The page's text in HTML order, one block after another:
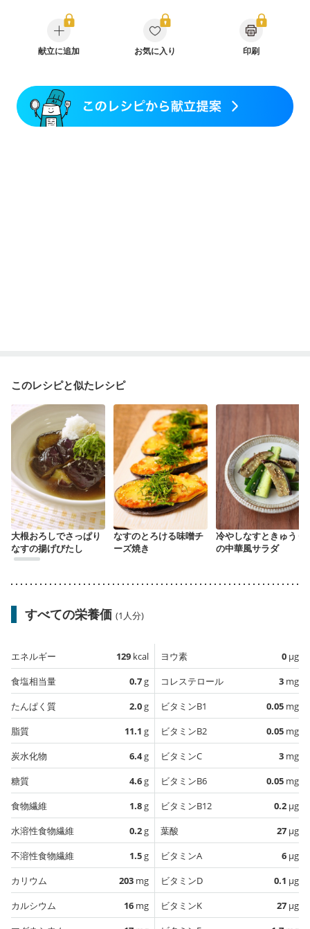
妊婦健診・体重増加が気になる（初期）
妊婦健診・血圧が気になる（初期）
妊婦健診・血糖値が気になる（初期）
妊娠高血圧(中期)
フレイル（年齢に合わせた体作り）
ニキビ・肌荒れ
妊活中 更年期
献立に追加 お気に入り 印刷
このレシピと似たレシピ
大根おろしでさっぱり
なすの揚げびたし
なすのとろける味噌チ
ーズ焼き
冷やしなすときゅうり
の中華風サラダ
すべての栄養価 (1人分)
エネルギー 129 kcal
食塩相当量
0.7g
たんぱく質
2.0g
脂質
11.1 g
炭水化物
6.4g
糖質
4.6g
食物繊維
1.8g
水溶性食物繊維
0.2g
不溶性食物繊維
1.5g
カリウム
203 mg
カルシウム
16 mg
ヨウ素 0 µg
コレステロール
3 mg
ビタミンB1
0.05 mg
ビタミンB2
0.05 mg
ビタミンC
3 mg
ビタミンB6
0.05 mg
ビタミンB12
0.2 µg
葉酸
27 µg
ビタミンA
6 µg
ビタミンD
0.1 µg
ビタミンK
27 µg